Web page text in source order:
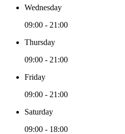
Wednesday
09:00 - 21:00
Thursday
09:00 - 21:00
Friday
09:00 - 21:00
Saturday
09:00 - 18:00